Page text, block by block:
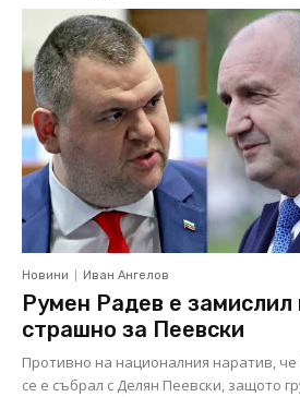
Новини Иван Ангелов
Румен Радев е
страшно за Пеевски
Противно на националния наратив,
се е събрал с Делян Пеевски, защото